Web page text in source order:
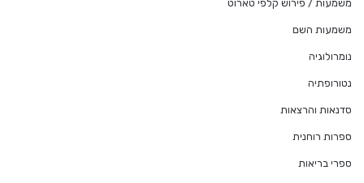
משמעות / פירוש קלפי טארוט
משמעות השם
נומרולוגיה
נטורופתיה
סדנאות והרצאות
ספרות רוחנית
ספרי בריאות